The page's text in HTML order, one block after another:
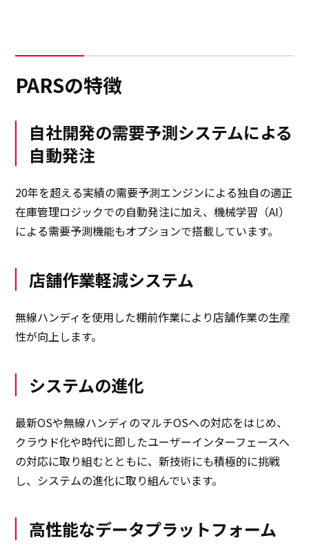
PARSの特徴
自社開発の需要予測システムによる
自動発注
20年を超える実績の需要予測エンジンによる独自の適正
在庫管理ロジックでの自動発注に加え、機械学習（AI）
による需要予測機能もオプションで搭載しています。
店舗作業軽減システム
無線ハンディを使用した棚前作業により店舗作業の生産
性が向上します。
システムの進化
最新OSや無線ハンディのマルチOSへの対応をはじめ、
クラウド化や時代に即したユーザーインターフェースへ
の対応に取り組むとともに、新技術にも積極的に挑戦
し、システムの進化に取り組んでいます。
高性能なデータプラットフォーム